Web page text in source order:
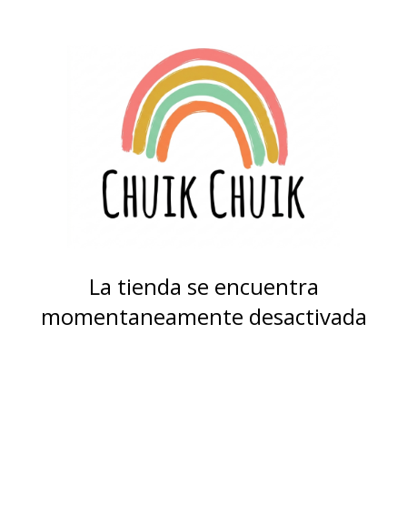
La tienda se encuentra
momentaneamente desactivada